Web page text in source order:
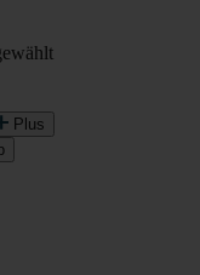
Plus